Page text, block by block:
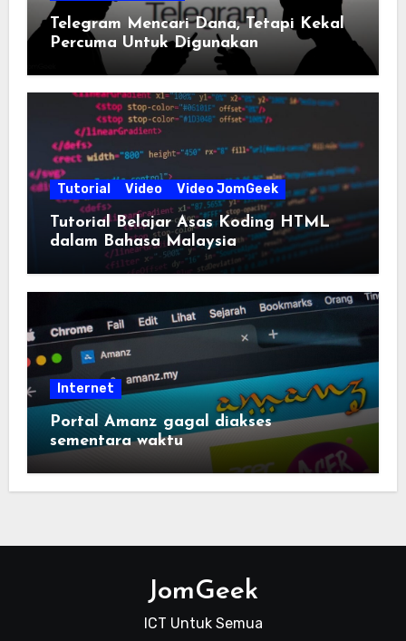
Telegram Mencari Dana, Tetapi Kekal
Percuma Untuk Digunakan
Tutorial Video Video JomGeek
Tutorial Belajar Asas Koding HTML
dalam Bahasa Malaysia
Internet
Portal Amanz gagal diakses
sementara waktu
JomGeek
ICT Untuk Semua